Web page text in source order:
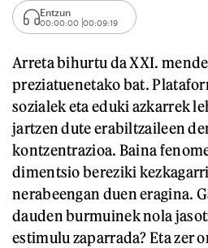
Entzun
00:00:00 00:09:19
Arreta bihurtu da XXI.
preziatuenetako bat.
sozialek eta eduki azkarrek
jartzen dute erabiltzaileen
kontzentrazioa. Baina
dimentsio bereziki
nerabeengan duen eragina.
dauden burmuinek nola
estimulu zaparrada? Eta zer